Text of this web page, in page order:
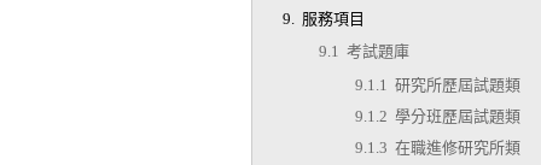
9. 服務項目
9.1 考試題庫
9.1.1 研究所歷屆試題類
9.1.2 學分班歷屆試題類
9.1.3 在職進修研究所類